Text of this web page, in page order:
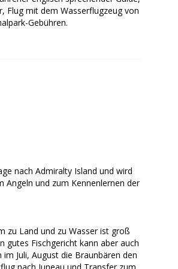
Flug mit dem Wasserflugzeug von
Gebühren.
nach Admiralty Island und wird
Angeln und zum Kennenlernen der
zu Land und zu Wasser ist groß
gutes Fischgericht kann aber auch
Juli, August die Braunbären den